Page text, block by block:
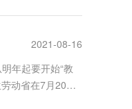
2021-08-16
年起要开始“教
动省在7月20日